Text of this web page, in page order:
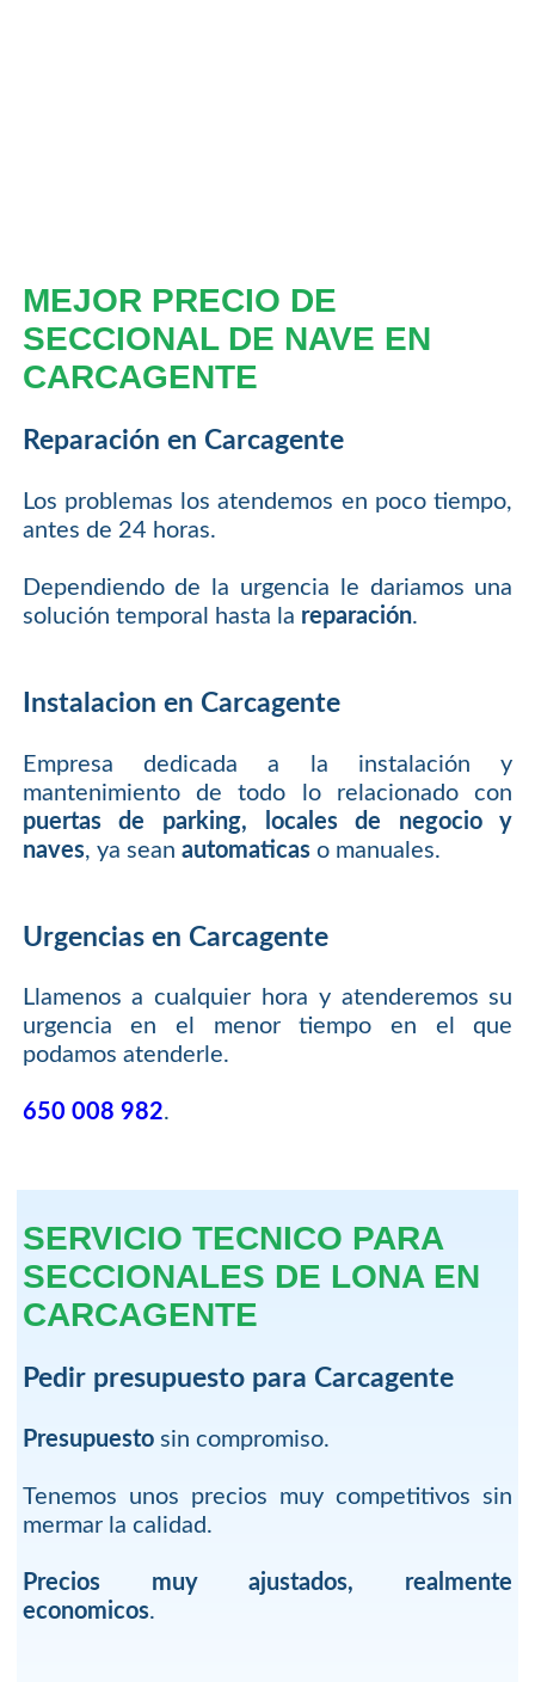
MEJOR PRECIO DE
SECCIONAL DE NAVE EN
CARCAGENTE
Reparación en Carcagente
Los problemas los atendemos en poco tiempo,
antes de 24 horas.
Dependiendo de la urgencia le dariamos una
solución temporal hasta la reparación.
Instalacion en Carcagente
Empresa dedicada a la instalación y
mantenimiento de todo lo relacionado con
puertas de parking, locales de negocio y
naves, ya sean automaticaso manuales.
Urgencias en Carcagente
Llamenos a cualquier hora y atenderemos su
urgencia en el menor tiempo en el que
podamos atenderle.
650 008 982.
SERVICIO TECNICO PARA
SECCIONALES DE LONA EN
CARCAGENTE
Pedir presupuesto para Carcagente
Presupuestosin compromiso.
Tenemos unos precios muy competitivos sin
mermar la calidad.
Precios muy ajustados, realmente
economicos.